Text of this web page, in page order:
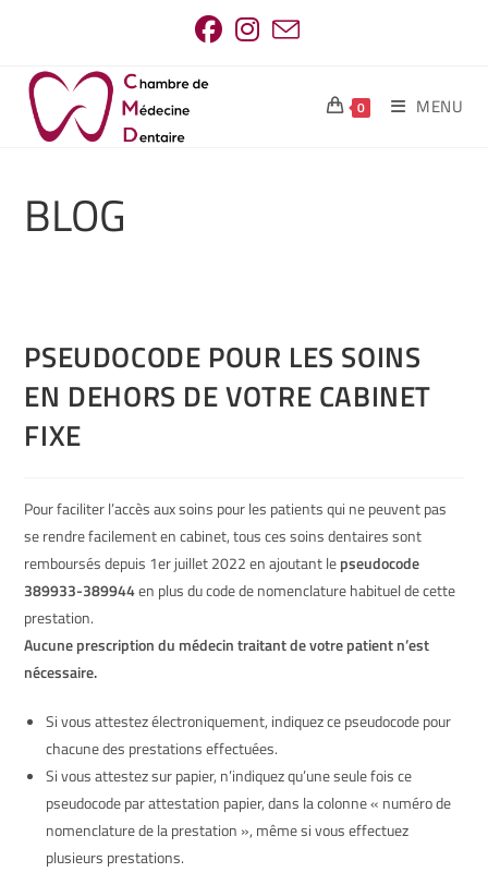
0 MENU
BLOG
PSEUDOCODE POUR LES SOINS
EN DEHORS DE VOTRE CABINET
FIXE
Pour faciliter l’accès aux soins pour les patients qui ne peuvent pas
se rendre facilement en cabinet, tous ces soins dentaires sont
remboursés depuis 1er juillet 2022 en ajoutant lepseudocode
389933-389944en plus du code de nomenclature habituel de cette
prestation.
Aucune prescription du médecin traitant de votre patient n’est
nécessaire.
Si vous attestez électroniquement, indiquez ce pseudocode pour
chacune des prestations effectuées.
Si vous attestez sur papier, n’indiquez qu’une seule fois ce
pseudocode par attestation papier, dans la colonne « numéro de
nomenclature de la prestation », même si vous effectuez
plusieurs prestations.